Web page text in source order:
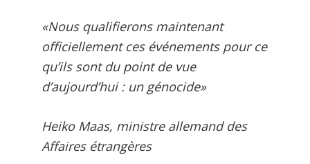
«Nous qualifierons maintenant
officiellement ces événements pour ce
qu’ils sont du point de vue
d’aujourd’hui : un génocide»
Heiko Maas, ministre allemand des
Affaires étrangères